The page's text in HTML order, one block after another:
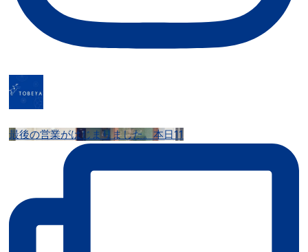
最後の営業がはじまりました。本日11